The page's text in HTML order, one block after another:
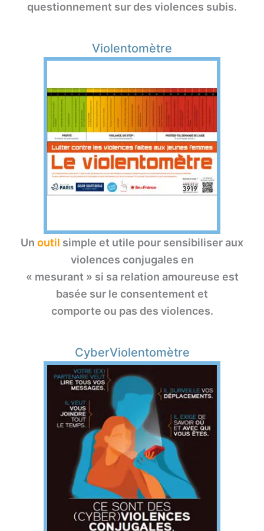
questionnement sur des violences subis.
Violentomètre
Un outil simple et utile pour sensibiliser aux
violences conjugales en
« mesurant » si sa relation amoureuse est
basée sur le consentement et
comporte ou pas des violences.
CyberViolentomètre